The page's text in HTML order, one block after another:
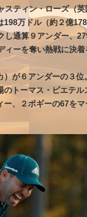
スティン・ローズ（
万ドル（約２億
し通算９アンダー、
ィーを奪い熱戦に決
が６アンダーの３
トーマス・ピエテ
、２ボギーの67を